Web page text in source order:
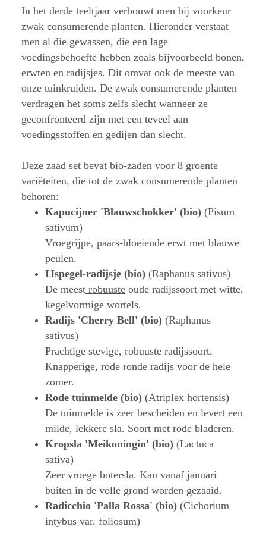
In het derde teeltjaar verbouwt men bij voorkeur
zwak consumerende planten. Hieronder verstaat
men al die gewassen, die een lage
voedingsbehoefte hebben zoals bijvoorbeeld bonen,
erwten en radijsjes. Dit omvat ook de meeste van
onze tuinkruiden. De zwak consumerende planten
verdragen het soms zelfs slecht wanneer ze
geconfronteerd zijn met een teveel aan
voedingsstoffen en gedijen dan slecht.
Deze zaad set bevat bio-zaden voor 8 groente
variëteiten, die tot de zwak consumerende planten
behoren:
Kapucijner 'Blauwschokker' (bio) (Pisum
sativum)
Vroegrijpe, paars-bloeiende erwt met blauwe
peulen.
IJspegel-radijsje (bio) (Raphanus sativus)
De meest robuuste oude radijssoort met witte,
kegelvormige wortels.
Radijs 'Cherry Bell' (bio) (Raphanus
sativus)
Prachtige stevige, robuuste radijssoort.
Knapperige, rode ronde radijs voor de hele
zomer.
Rode tuinmelde (bio) (Atriplex hortensis)
De tuinmelde is zeer bescheiden en levert een
milde, lekkere sla. Soort met rode bladeren.
Kropsla 'Meikoningin' (bio) (Lactuca
sativa)
Zeer vroege botersla. Kan vanaf januari
buiten in de volle grond worden gezaaid.
Radicchio 'Palla Rossa' (bio) (Cichorium
intybus var. foliosum)